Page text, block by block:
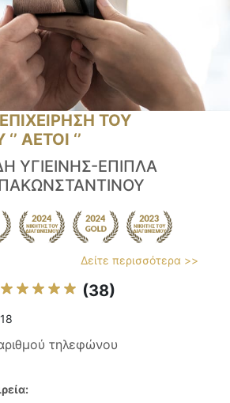
ΤΟΥ
ΑΕΤΟΙ ‘’
ΥΓΙΕΙΝΗΣ-ΕΠΙΠΛΑ
Δείτε περισσότερα >>
(38)
τηλεφώνου